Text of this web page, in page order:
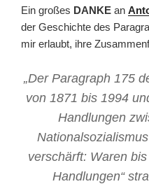
Ein großes DANKE an
der Geschichte des
mir erlaubt, ihre
„Der Paragraph 175
von 1871 bis 1994
Handlungen
verschärft: Waren bis
Handlungen“